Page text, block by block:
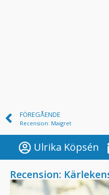
FÖREGÅENDE
Recension: Maigret
Ulrika Köpsén
Recension: